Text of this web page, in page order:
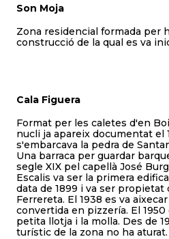
Son Moja
Zona residencial formada per
construcció de la qual es va
Cala Figuera
Format per les caletes d'en
nucli ja apareix documentat el
s'embarcava la pedra de
Una barraca per guardar
segle XIX pel capellà José
Escalis va ser la primera
data de 1899 i va ser propietat
Ferrereta. El 1938 es va
convertida en pizzería. El
petita llotja i la molla. Des de
turístic de la zona no ha aturat.